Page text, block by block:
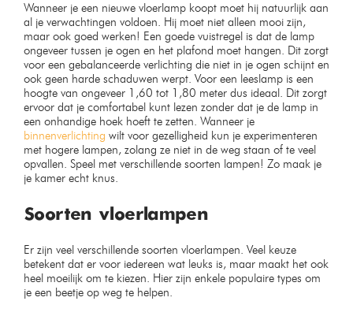
Wanneer je een nieuwe vloerlamp koopt moet hij natuurlijk aan
al je verwachtingen voldoen. Hij moet niet alleen mooi zijn,
maar ook goed werken! Een goede vuistregel is dat de lamp
ongeveer tussen je ogen en het plafond moet hangen. Dit zorgt
voor een gebalanceerde verlichting die niet in je ogen schijnt en
ook geen harde schaduwen werpt. Voor een leeslamp is een
hoogte van ongeveer 1,60 tot 1,80 meter dus ideaal. Dit zorgt
ervoor dat je comfortabel kunt lezen zonder dat je de lamp in
een onhandige hoek hoeft te zetten. Wanneer je
binnenverlichting wilt voor gezelligheid kun je experimenteren
met hogere lampen, zolang ze niet in de weg staan of te veel
opvallen. Speel met verschillende soorten lampen! Zo maak je
je kamer echt knus.
Soorten vloerlampen
Er zijn veel verschillende soorten vloerlampen. Veel keuze
betekent dat er voor iedereen wat leuks is, maar maakt het ook
heel moeilijk om te kiezen. Hier zijn enkele populaire types om
je een beetje op weg te helpen.